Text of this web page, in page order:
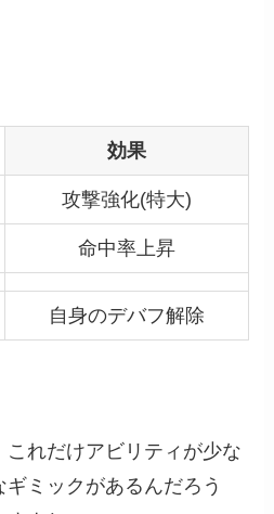
効果
攻撃強化(特大)
命中率上昇
自身のデバフ解除
れだけアビリティが少な
ミックがあるんだろう